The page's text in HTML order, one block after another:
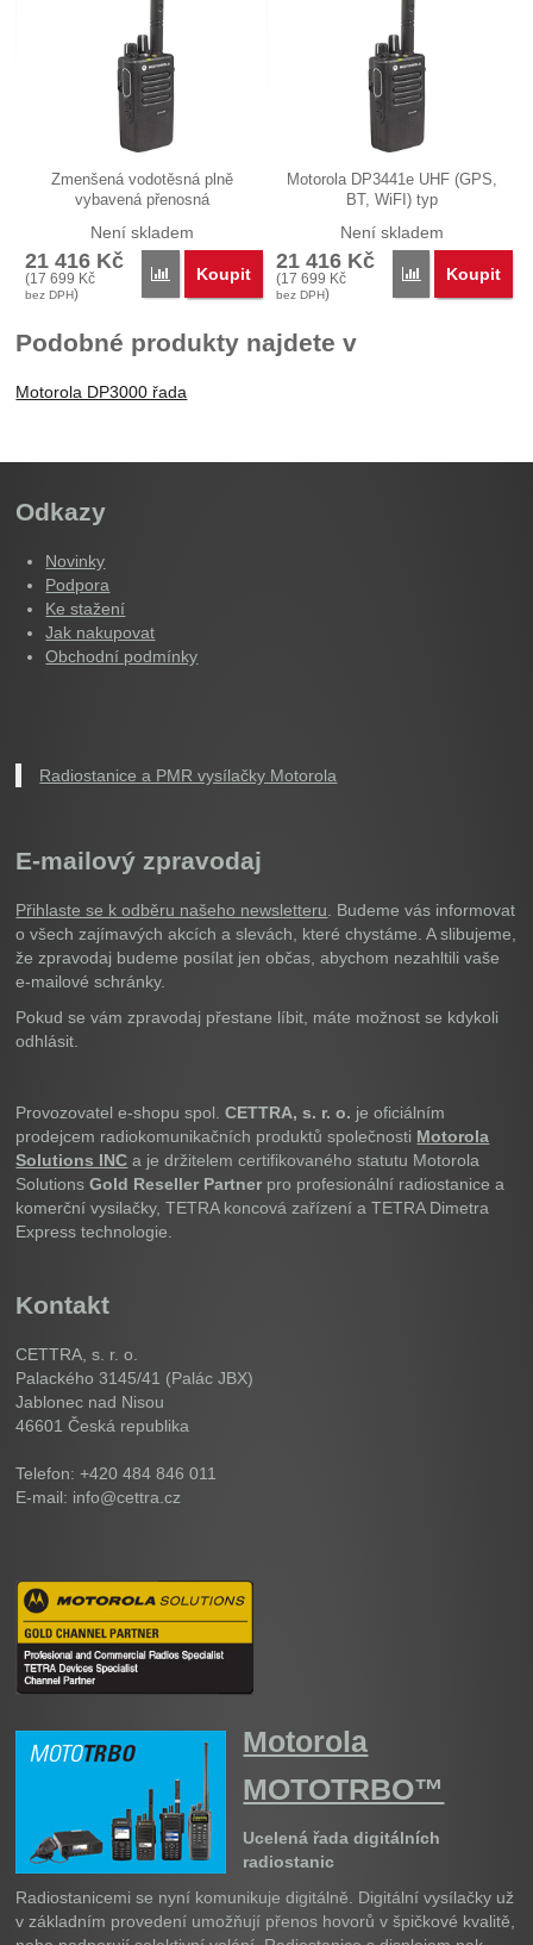
Zmenšená vodotěsná plně
vybavená přenosná
Není skladem
21 416 Kč
(17 699 Kč
bez DPH)
Porovnat
Koupit
Motorola DP3441e UHF (GPS,
BT, WiFI) typ
Není skladem
21 416 Kč
(17 699 Kč
bez DPH)
Porovnat
Koupit
Podobné produkty najdete v
Motorola DP3000 řada
Odkazy
Novinky
Podpora
Ke stažení
Jak nakupovat
Obchodní podmínky
Radiostanice a PMR vysílačky Motorola
E-mailový zpravodaj
Přihlaste se k odběru našeho newsletteru . Budeme vás informovat
o všech zajímavých akcích a slevách, které chystáme. A slibujeme,
že zpravodaj budeme posílat jen občas, abychom nezahltili vaše
e-mailové schránky.
Pokud se vám zpravodaj přestane líbit, máte možnost se kdykoli
odhlásit.
Provozovatel e-shopu spol.CETTRA, s. r. o. je oficiálním
prodejcem radiokomunikačních produktů společnosti Motorola
Solutions INC a je držitelem certifikovaného statutu Motorola
SolutionsGold Reseller Partner pro profesionální radiostanice a
komerční vysilačky, TETRA koncová zařízení a TETRA Dimetra
Express technologie.
Kontakt
CETTRA, s. r. o.
Palackého 3145/41 (Palác JBX)
Jablonec nad Nisou
46601Česká republika
Telefon: +420 484 846 011
E-mail: info@cettra.cz
Motorola
MOTOTRBO™
Ucelená řada digitálních
radiostanic
Radiostanicemi se nyní komunikuje digitálně. Digitální vysílačky už
v základním provedení umožňují přenos hovorů v špičkové kvalitě,